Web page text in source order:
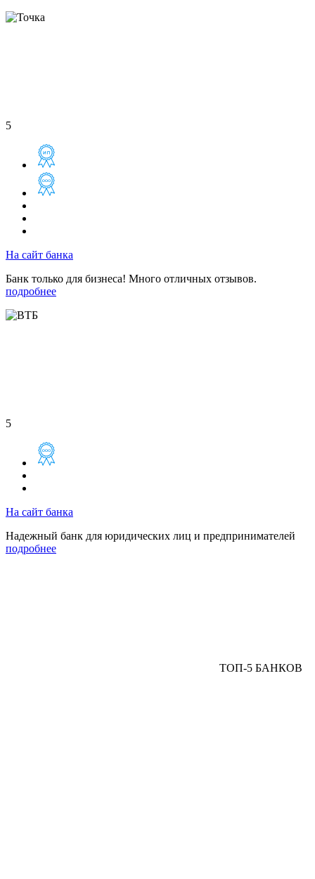
5
На сайт банка
Банк только для бизнеса! Много отличных отзывов.
подробнее
5
На сайт банка
Надежный банк для юридических лиц и предпринимателей
подробнее
ТОП-5 БАНКОВ